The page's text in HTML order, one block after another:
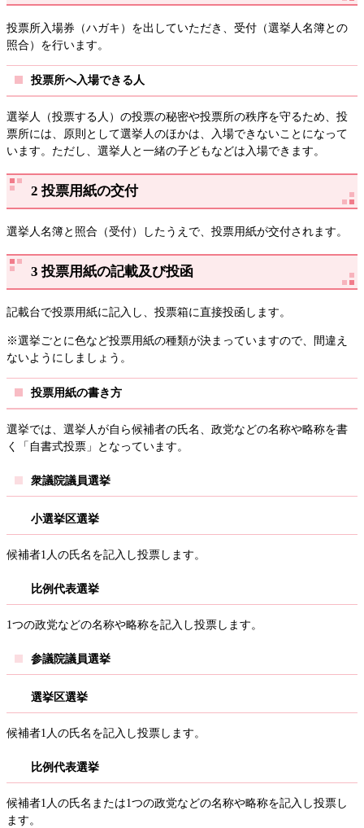
投票所入場券（ハガキ）を出していただき、受付（選挙人名簿との
照合）を行います。
投票所へ入場できる人
選挙人（投票する人）の投票の秘密や投票所の秩序を守るため、投
票所には、原則として選挙人のほかは、入場できないことになって
います。ただし、選挙人と一緒の子どもなどは入場できます。
2 投票用紙の交付
選挙人名簿と照合（受付）したうえで、投票用紙が交付されます。
3 投票用紙の記載及び投函
記載台で投票用紙に記入し、投票箱に直接投函します。
※選挙ごとに色など投票用紙の種類が決まっていますので、間違え
ないようにしましょう。
投票用紙の書き方
選挙では、選挙人が自ら候補者の氏名、政党などの名称や略称を書
く「自書式投票」となっています。
衆議院議員選挙
小選挙区選挙
候補者1人の氏名を記入し投票します。
比例代表選挙
1つの政党などの名称や略称を記入し投票します。
参議院議員選挙
選挙区選挙
候補者1人の氏名を記入し投票します。
比例代表選挙
候補者1人の氏名または1つの政党などの名称や略称を記入し投票し
ます。